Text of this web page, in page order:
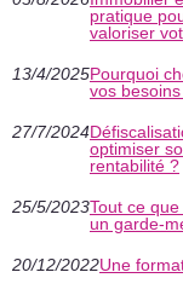
pratique
valoriser
13/4/2025Pourquoi
vos
27/7/2024
optimiser
rentabilité ?
25/5/2023Tout ce
un garde-
20/12/2022Une